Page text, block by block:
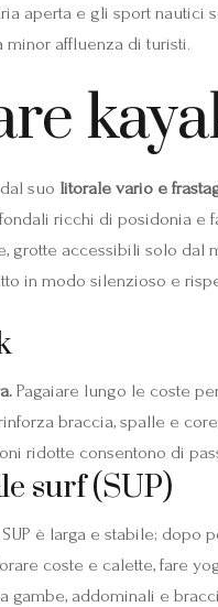
aperta e gli sport nautici
affluenza di turisti.
suo litorale vario e
ricchi di posidonia e
grotte accessibili solo dal
in modo silenzioso e
Pagaiare lungo le coste
braccia, spalle e
ridotte consentono di
surf (SUP)
è larga e stabile; dopo
coste e calette, fare
gambe, addominali e